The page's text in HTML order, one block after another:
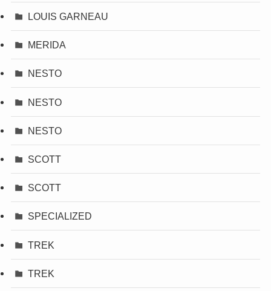
LOUIS GARNEAU
MERIDA
NESTO
NESTO
NESTO
SCOTT
SCOTT
SPECIALIZED
TREK
TREK